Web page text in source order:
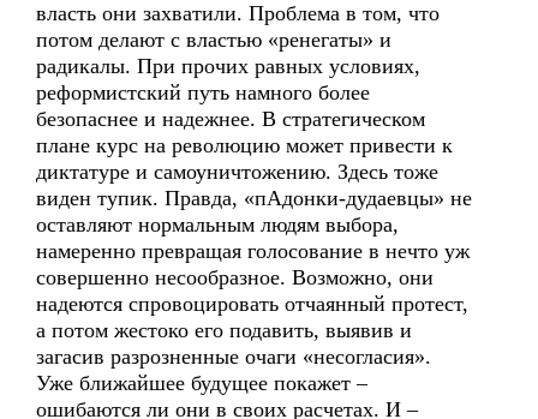
власть они захватили. Проблема в том, что
потом делают с властью «ренегаты» и
радикалы. При прочих равных условиях,
реформистский путь намного более
безопаснее и надежнее. В стратегическом
плане курс на революцию может привести к
диктатуре и самоуничтожению. Здесь тоже
виден тупик. Правда, «пАдонки-дудаевцы» не
оставляют нормальным людям выбора,
намеренно превращая голосование в нечто уж
совершенно несообразное. Возможно, они
надеются спровоцировать отчаянный протест,
а потом жестоко его подавить, выявив и
загасив разрозненные очаги «несогласия».
Уже ближайшее будущее покажет –
ошибаются ли они в своих расчетах. И –